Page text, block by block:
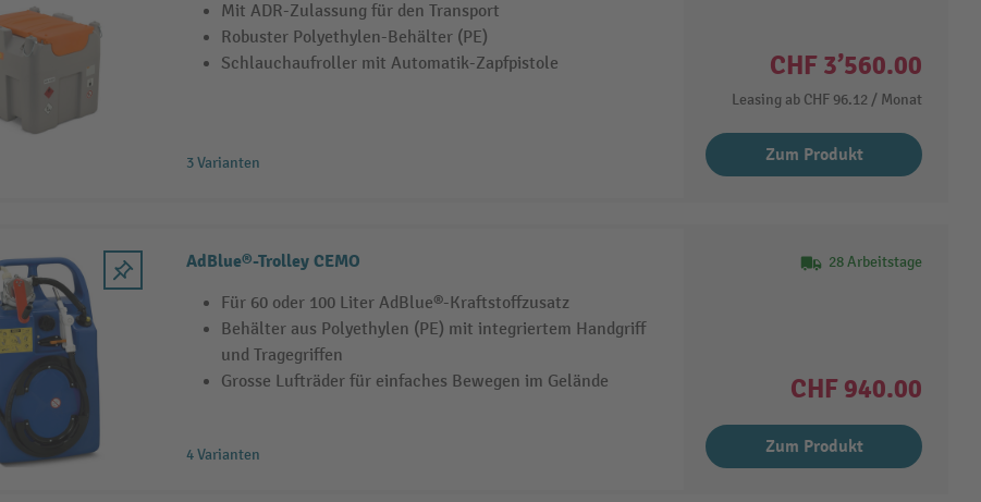
Mit ADR-Zulassung für den Transport
Robuster Polyethylen-Behälter (PE)
Schlauchaufroller mit Automatik-Zapfpistole
3 Varianten
CHF 3’560.00
Leasing ab CHF 96.12 / Monat
Zum Produkt
AdBlue®-Trolley CEMO
Für 60 oder 100 Liter AdBlue®-Kraftstoffzusatz
Behälter aus Polyethylen (PE) mit integriertem Handgriff
und Tragegriffen
Grosse Lufträder für einfaches Bewegen im Gelände
4 Varianten
28 Arbeitstage
CHF 940.00
Zum Produkt